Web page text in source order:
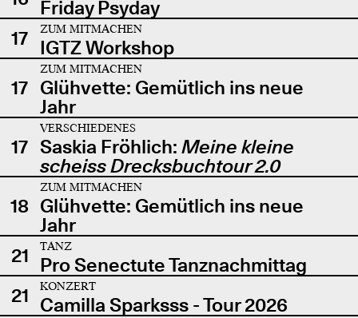
Friday Psyday
17
ZUM MITMACHEN
IGTZ Workshop
17
ZUM MITMACHEN
Glühvette: Gemütlich ins neue
Jahr
17
VERSCHIEDENES
Saskia Fröhlich: Meine kleine
scheiss Drecksbuchtour 2.0
18
ZUM MITMACHEN
Glühvette: Gemütlich ins neue
Jahr
21
TANZ
Pro Senectute Tanznachmittag
21
KONZERT
Camilla Sparksss - Tour 2026